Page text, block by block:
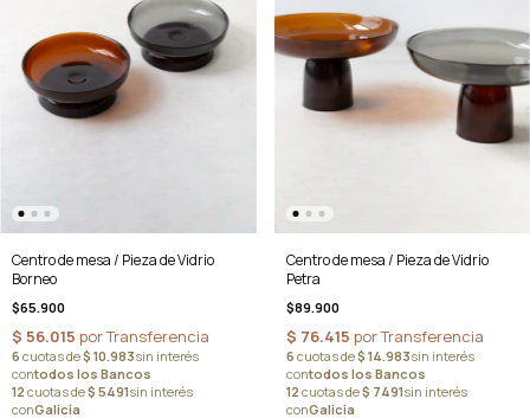
Centro de mesa / Pieza de Vidrio
Borneo
$65.900
Centro de mesa / Pieza de Vidrio
Petra
$89.900